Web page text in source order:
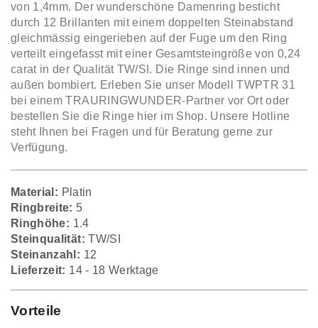
von 1,4mm. Der wunderschöne Damenring besticht
durch 12 Brillanten mit einem doppelten Steinabstand
gleichmässig eingerieben auf der Fuge um den Ring
verteilt eingefasst mit einer Gesamtsteingröße von 0,24
carat in der Qualität TW/SI. Die Ringe sind innen und
außen bombiert. Erleben Sie unser Modell TWPTR 31
bei einem TRAURINGWUNDER-Partner vor Ort oder
bestellen Sie die Ringe hier im Shop. Unsere Hotline
steht Ihnen bei Fragen und für Beratung gerne zur
Verfügung.
Material: Platin
Ringbreite: 5
Ringhöhe: 1.4
Steinqualität: TW/SI
Steinanzahl: 12
Lieferzeit: 14 - 18 Werktage
Vorteile